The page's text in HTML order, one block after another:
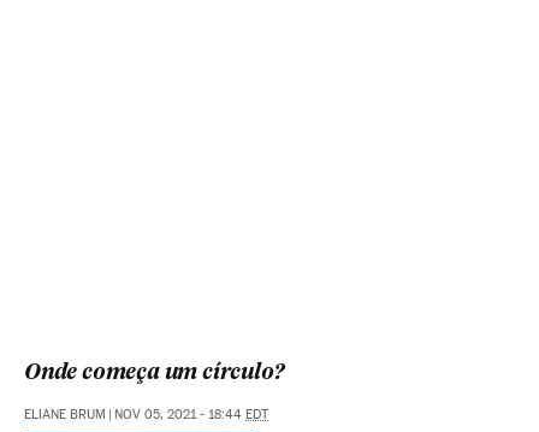
Onde começa um círculo?
ELIANE BRUM NOV 05, 2021 - 18:44 EDT